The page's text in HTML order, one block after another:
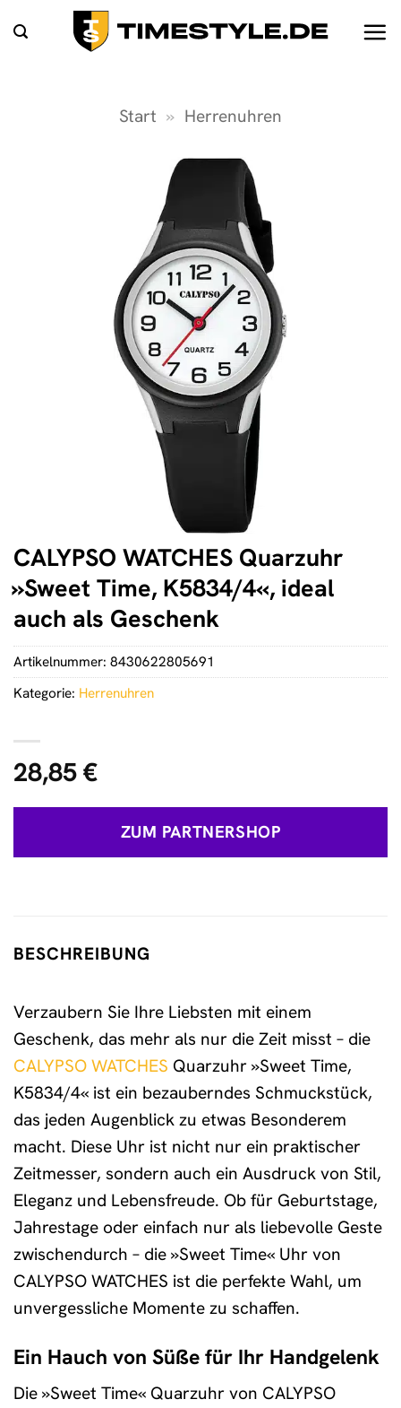
Inhalt
Start » Herrenuhren
CALYPSO WATCHES Quarzuhr
»Sweet Time, K5834/4«, ideal
auch als Geschenk
28,85€
ZUM PARTNERSHOP
Artikelnummer: 8430622805691
Kategorie: Herrenuhren
BESCHREIBUNG
Verzaubern Sie Ihre Liebsten mit einem
Geschenk, das mehr als nur die Zeit misst – die
CALYPSO WATCHES Quarzuhr »Sweet Time,
K5834/4« ist ein bezauberndes Schmuckstück,
das jeden Augenblick zu etwas Besonderem
macht. Diese Uhr ist nicht nur ein praktischer
Zeitmesser, sondern auch ein Ausdruck von Stil,
Eleganz und Lebensfreude. Ob für Geburtstage,
Jahrestage oder einfach nur als liebevolle Geste
zwischendurch – die »Sweet Time« Uhr von
CALYPSO WATCHES ist die perfekte Wahl, um
unvergessliche Momente zu schaffen.
Ein Hauch von Süße für Ihr Handgelenk
Die »Sweet Time« Quarzuhr von CALYPSO